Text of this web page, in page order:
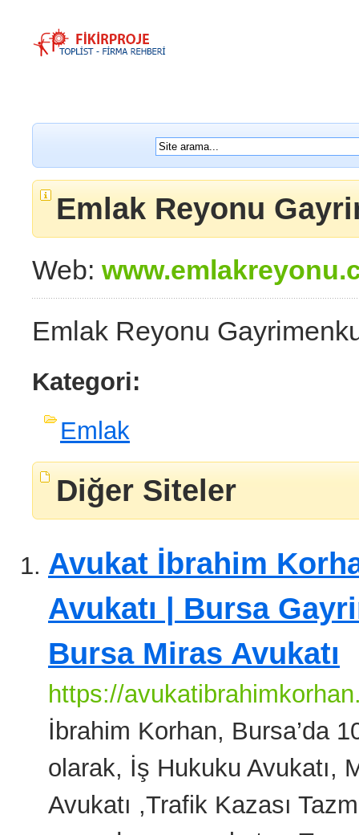
Emlak Reyonu
Web:
Emlak Reyonu
Kategori:
Emlak
Diğer Siteler
Avukat İbrahim
Avukatı | Bursa
Bursa Miras Avukatı
https://
İbrahim Korhan, Bursa’da
olarak, İş Hukuku Avukatı,
Avukatı ,Trafik Kazası